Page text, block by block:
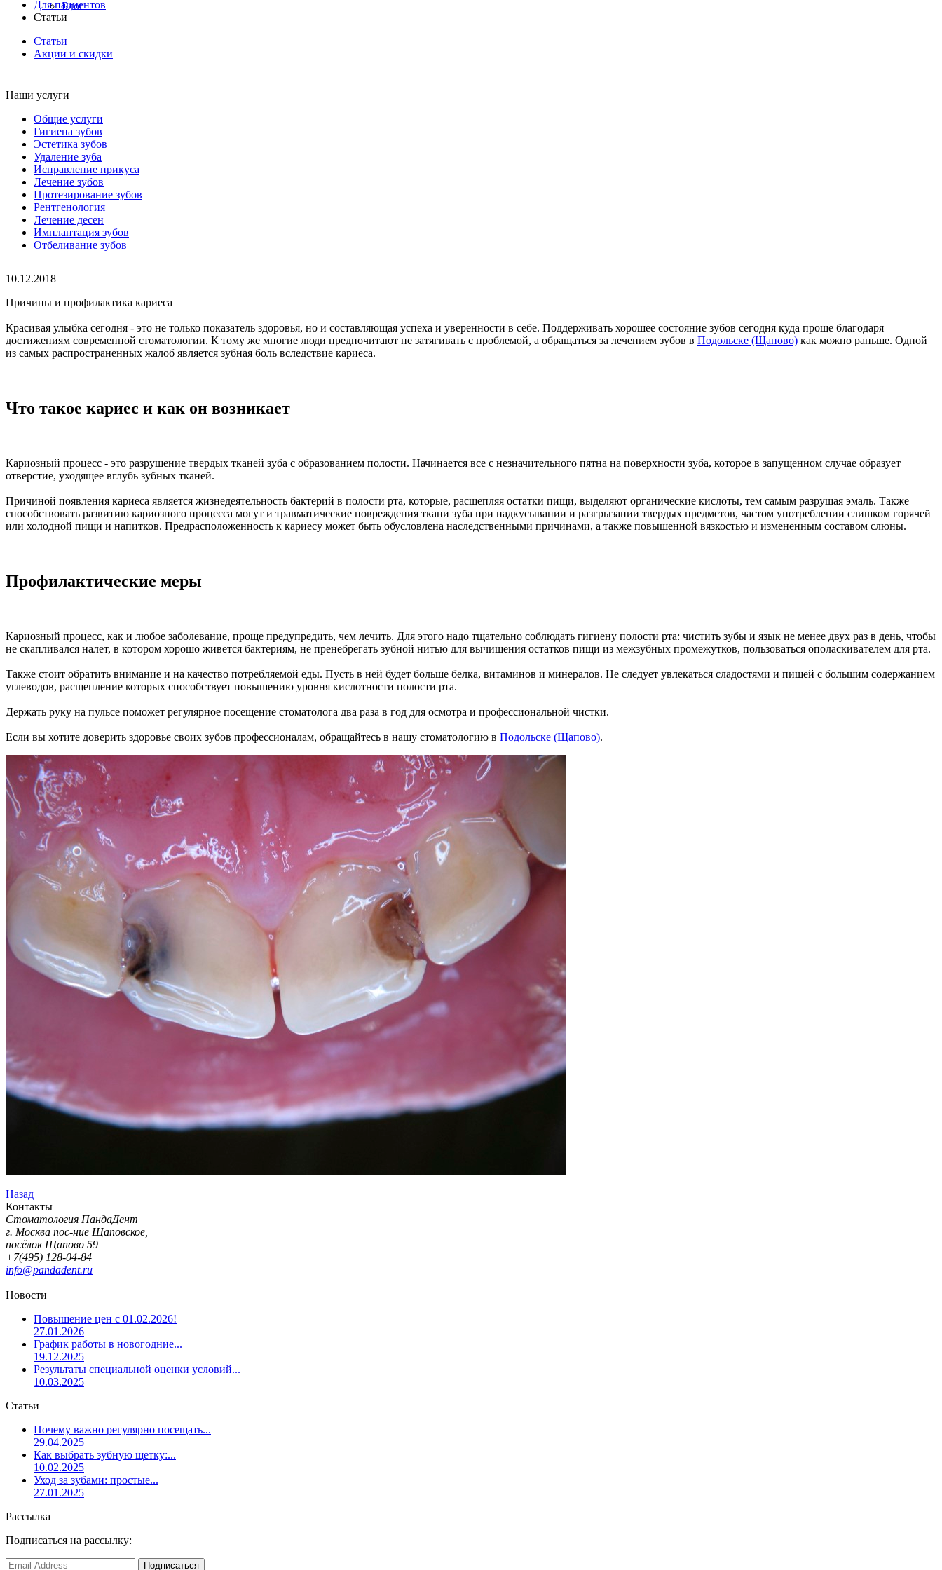
Блог
Для пациентов
Статьи
Статьи
Акции и скидки
Наши услуги
Общие услуги
Гигиена зубов
Эстетика зубов
Удаление зуба
Исправление прикуса
Лечение зубов
Протезирование зубов
Рентгенология
Лечение десен
Имплантация зубов
Отбеливание зубов
10.12.2018
Причины и профилактика кариеса
Красивая улыбка сегодня - это не только показатель здоровья, но и составляющая успеха и уверенности в себе. Поддерживать хорошее состояние зубов сегодня куда проще благодаря
достижениям современной стоматологии. К тому же многие люди предпочитают не затягивать с проблемой, а обращаться за лечением зубов в Подольске (Щапово) как можно раньше. Одной
из самых распространенных жалоб является зубная боль вследствие кариеса.
Что такое кариес и как он возникает
Кариозный процесс - это разрушение твердых тканей зуба с образованием полости. Начинается все с незначительного пятна на поверхности зуба, которое в запущенном случае образует
отверстие, уходящее вглубь зубных тканей.
Причиной появления кариеса является жизнедеятельность бактерий в полости рта, которые, расщепляя остатки пищи, выделяют органические кислоты, тем самым разрушая эмаль. Также
способствовать развитию кариозного процесса могут и травматические повреждения ткани зуба при надкусывании и разгрызании твердых предметов, частом употреблении слишком горячей
или холодной пищи и напитков. Предрасположенность к кариесу может быть обусловлена наследственными причинами, а также повышенной вязкостью и измененным составом слюны.
Профилактические меры
Кариозный процесс, как и любое заболевание, проще предупредить, чем лечить. Для этого надо тщательно соблюдать гигиену полости рта: чистить зубы и язык не менее двух раз в день, чтобы
не скапливался налет, в котором хорошо живется бактериям, не пренебрегать зубной нитью для вычищения остатков пищи из межзубных промежутков, пользоваться ополаскивателем для рта.
Также стоит обратить внимание и на качество потребляемой еды. Пусть в ней будет больше белка, витаминов и минералов. Не следует увлекаться сладостями и пищей с большим содержанием
углеводов, расщепление которых способствует повышению уровня кислотности полости рта.
Держать руку на пульсе поможет регулярное посещение стоматолога два раза в год для осмотра и профессиональной чистки.
Если вы хотите доверить здоровье своих зубов профессионалам, обращайтесь в нашу стоматологию в Подольске (Щапово).
Назад
Контакты
Стоматология ПандаДент
г. Москва пос-ние Щаповское,
посёлок Щапово 59
+7(495) 128-04-84
info@pandadent.ru
Новости
Повышение цен с 01.02.2026!
27.01.2026
График работы в новогодние...
19.12.2025
Результаты специальной оценки условий...
10.03.2025
Статьи
Почему важно регулярно посещать...
29.04.2025
Как выбрать зубную щетку:...
10.02.2025
Уход за зубами: простые...
27.01.2025
Рассылка
Подписаться на рассылку: